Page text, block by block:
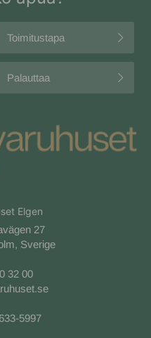
Toimitustapa
Palauttaa
Elgen
27
Sverige
32 00
5997